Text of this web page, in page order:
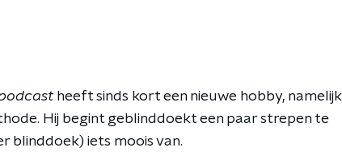
heeft sinds kort een nieuwe hobby, namelijk
Hij begint geblinddoekt een paar strepen te
blinddoek) iets moois van.